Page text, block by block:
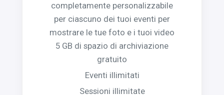
completamente personalizzabile
per ciascuno dei tuoi eventi per
mostrare le tue foto e i tuoi video
5 GB di spazio di archiviazione
gratuito
Eventi illimitati
Sessioni illimitate